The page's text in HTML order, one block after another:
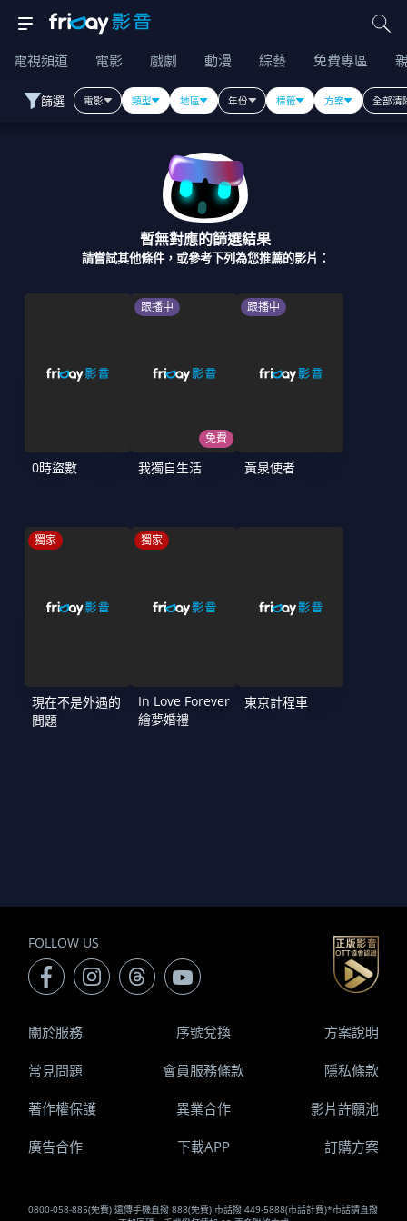
電視頻道 電影 戲劇 動漫 綜藝 免費專區
篩選 電影 類型 地區 年份 標籤 方案 全部清
暫無對應的篩選結果
請嘗試其他條件，或參考下列為您推薦的影片：
0時盜數
跟播中
免費
我獨自生活
跟播中
黃泉使者
獨家
現在不是外遇的
問題
獨家
In Love Forever
繪夢婚禮
東京計程車
FOLLOW US
0800-058-885(免費) 遠傳手機直撥 888(免費) 市話撥 449-5888(市話計費)*市話請直撥
關於服務 序號兌換 方案說明
常見問題 會員服務條款 隱私條款
著作權保護 異業合作 影片許願池
廣告合作 下載APP 訂購方案